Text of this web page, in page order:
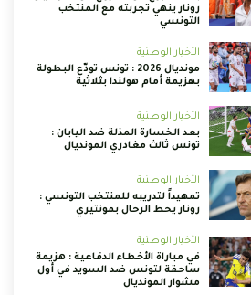
رونار ينهي تجربته مع المنتخب
التونسي
الأخبار الوطنية
مونديال 2026 : تونس تودّع البطولة
بهزيمة أمام هولندا بثلاثية
الأخبار الوطنية
بعد الخسارة المذلة ضد اليابان :
تونس ثالث مغادري المونديال
الأخبار الوطنية
تمهيداً لتدريبه للمنتخب التونسي :
رونار يحط الرحال بمونتيري
الأخبار الوطنية
في مباراة الأخطاء الدفاعية : هزيمة
ساحقة لتونس ضد السويد في أول
مشوار المونديال